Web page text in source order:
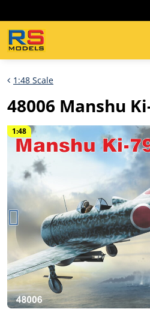
1:48
1:48 Scale
48006 Manshu